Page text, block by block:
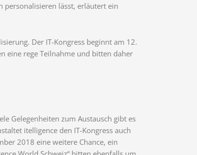
personalisieren lässt, erläutert ein
Der IT-Kongress beginnt am 12.
eine rege Teilnahme und bitten daher
Gelegenheiten zum Austausch gibt es
itelligence den IT-Kongress auch
2018 eine weitere Chance, ein